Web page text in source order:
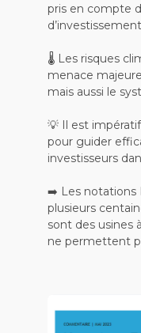
pris en compte
🌡️ Les risques
menace
mais aussi le
💡 Il est
pour guider
investisseurs
➡️ Les notations
plusieurs
sont des usines
ne permettent